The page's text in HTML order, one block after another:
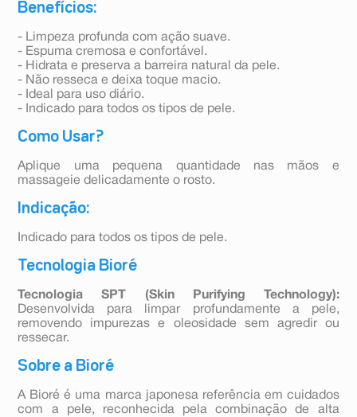
Benefícios:
- Limpeza profunda com ação suave.
- Espuma cremosa e confortável.
- Hidrata e preserva a barreira natural da pele.
- Não resseca e deixa toque macio.
- Ideal para uso diário.
- Indicado para todos os tipos de pele.
Como Usar?
Aplique uma pequena quantidade nas mãos e
massageie delicadamente o rosto.
Indicação:
Indicado para todos os tipos de pele.
Tecnologia Bioré
Tecnologia SPT (Skin Purifying Technology):
Desenvolvida para limpar profundamente a pele,
removendo impurezas e oleosidade sem agredir ou
ressecar.
Sobre a Bioré
A Bioré é uma marca japonesa referência em cuidados
com a pele, reconhecida pela combinação de alta